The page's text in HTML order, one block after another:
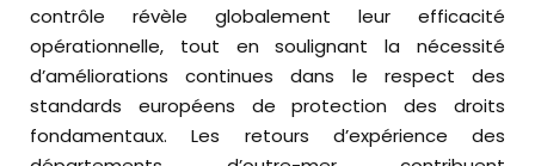
contrôle révèle globalement leur efficacité
opérationnelle, tout en soulignant la nécessité
d’améliorations continues dans le respect des
standards européens de protection des droits
fondamentaux. Les retours d’expérience des